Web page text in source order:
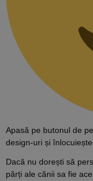
Apasă pe butonul de
design-uri și
Dacă nu dorești să
părți ale cănii sa fie